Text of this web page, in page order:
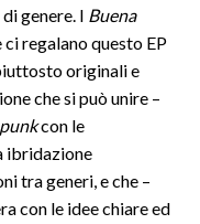
genere. I Buena
regalano questo EP
originali e
che si può unire –
punkcon le
ibridazione
tra generi, e che –
con le idee chiare ed